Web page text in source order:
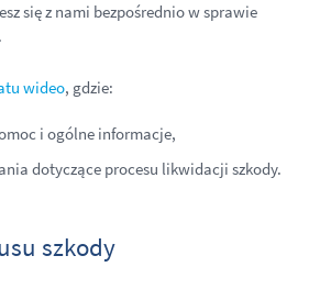
się z nami bezpośrednio w sprawie
wideo, gdzie:
i ogólne informacje,
dotyczące procesu likwidacji szkody.
szkody